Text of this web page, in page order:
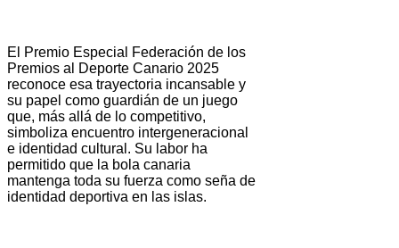
El Premio Especial Federación de los
Premios al Deporte Canario 2025
reconoce esa trayectoria incansable y
su papel como guardián de un juego
que, más allá de lo competitivo,
simboliza encuentro intergeneracional
e identidad cultural. Su labor ha
permitido que la bola canaria
mantenga toda su fuerza como seña de
identidad deportiva en las islas.